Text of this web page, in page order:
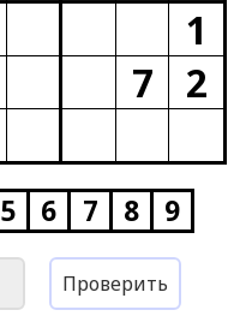
1
7
2
5 6 7 8 9
Проверить